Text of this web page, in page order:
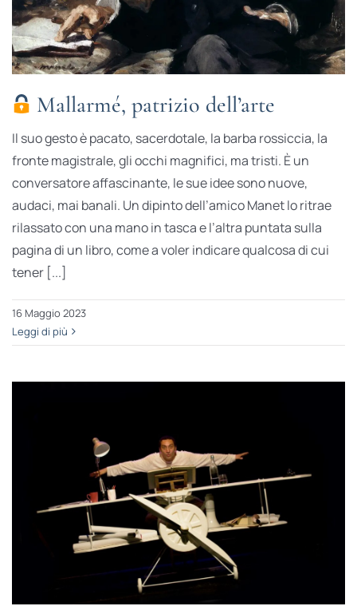
Mallarmé, patrizio dell’arte
Il suo gesto è pacato, sacerdotale, la barba rossiccia, la
fronte magistrale, gli occhi magnifici, ma tristi. È un
conversatore affascinante, le sue idee sono nuove,
audaci, mai banali. Un dipinto dell’amico Manet lo ritrae
rilassato con una mano in tasca e l’altra puntata sulla
pagina di un libro, come a voler indicare qualcosa di cui
tener [...]
16 Maggio 2023
Leggi di più